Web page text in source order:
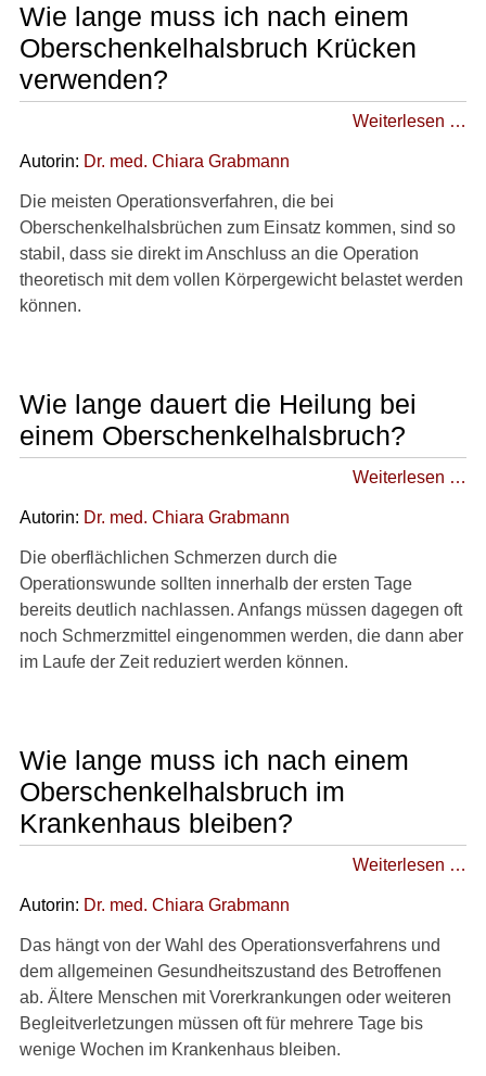
Wie lange muss ich nach einem
Oberschenkelhalsbruch Krücken
verwenden?
Weiterlesen …
Autorin: Dr. med. Chiara Grabmann
Die meisten Operationsverfahren, die bei
Oberschenkelhalsbrüchen zum Einsatz kommen, sind so
stabil, dass sie direkt im Anschluss an die Operation
theoretisch mit dem vollen Körpergewicht belastet werden
können.
Wie lange dauert die Heilung bei
einem Oberschenkelhalsbruch?
Weiterlesen …
Autorin: Dr. med. Chiara Grabmann
Die oberflächlichen Schmerzen durch die
Operationswunde sollten innerhalb der ersten Tage
bereits deutlich nachlassen. Anfangs müssen dagegen oft
noch Schmerzmittel eingenommen werden, die dann aber
im Laufe der Zeit reduziert werden können.
Wie lange muss ich nach einem
Oberschenkelhalsbruch im
Krankenhaus bleiben?
Weiterlesen …
Autorin: Dr. med. Chiara Grabmann
Das hängt von der Wahl des Operationsverfahrens und
dem allgemeinen Gesundheitszustand des Betroffenen
ab. Ältere Menschen mit Vorerkrankungen oder weiteren
Begleitverletzungen müssen oft für mehrere Tage bis
wenige Wochen im Krankenhaus bleiben.